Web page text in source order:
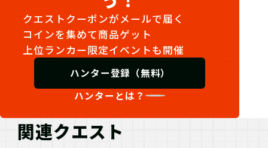
クエストクーポンがメールで届く
コインを集めて商品ゲット
上位ランカー限定イベントも開催
ハンター登録（無料）
ハンターとは？
関連クエスト